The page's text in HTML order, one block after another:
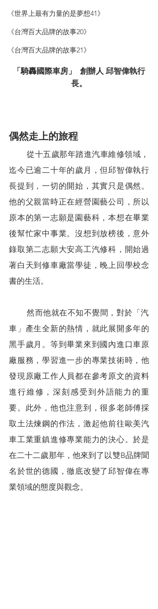
《世界上最有力量的是夢想41》
《台灣百大品牌的故事20》
《台灣百大品牌的故事21》
「騎轟國際車房」  創辦人 邱智偉執行
長。
偶然走上的旅程
        從十五歲那年踏進汽車維修領域，
迄今已逾二十年的歲月，但邱智偉執行
長提到，一切的開始，其實只是偶然。
他的父親當時正在經營園藝公司，所以
原本的第一志願是園藝科，本想在畢業
後幫忙家中事業。沒想到放榜後，意外
錄取第二志願大安高工汽修科，開始過
著白天到修車廠當學徒，晚上回學校念
書的生活。
        然而他就在不知不覺間，對於「汽
車」產生全新的熱情，就此展開多年的
黑手歲月。等到畢業來到國內進口車原
廠服務，學習進一步的專業技術時，他
發現原廠工作人員都在參考原文的資料
進行維修，深刻感受到外語能力的重
要。此外，他也注意到，很多老師傅採
取土法煉鋼的作法，激起他前往歐美汽
車工業重鎮進修專業能力的決心。於是
在二十二歲那年，他來到了以雙B品牌聞
名於世的德國，徹底改變了邱智偉在專
業領域的態度與觀念。